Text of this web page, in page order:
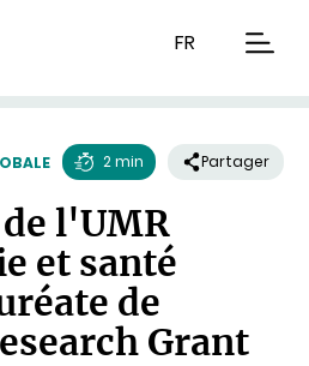
FR
de
lecture
2 min Partager
l'UMR
et santé
de
Grant